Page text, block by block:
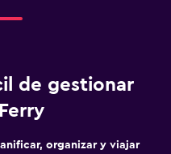
de gestionar
organizar y viajar